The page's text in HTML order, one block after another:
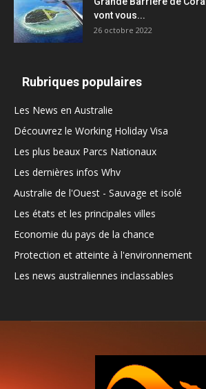
vont vous...
26 octobre 2022
Rubriques populaires
Les News en Australie
Découvrez le Working Holiday Visa
Les plus beaux Parcs Nationaux
Les dernières infos Whv
Australie de l'Ouest - Sauvage et isolé
Les états et les principales villes
Economie du pays de la chance
Protection et atteinte à l'environnement
Les news australiennes inclassables